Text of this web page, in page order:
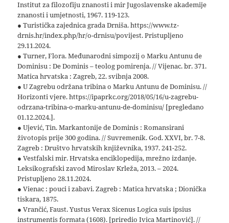
Institut za filozofiju znanosti i mir Jugoslavenske akademije
znanosti i umjetnosti, 1967. 119-123.
● Turistička zajednica grada Drniša. https://www.tz-
drnis.hr/index.php/hr/o-drnisu/povijest. Pristupljeno
29.11.2024.
● Turner, Flora. Međunarodni simpozij o Marku Antunu de
Dominisu : De Dominis – teolog pomirenja. // Vijenac. br. 371.
Matica hrvatska : Zagreb, 22. svibnja 2008.
● U Zagrebu održana tribina o Marku Antunu de Dominisu. //
Horizonti vjere. https://ipaprkc.org/2018/05/16/u-zagrebu-
odrzana-tribina-o-marku-antunu-de-dominisu/ [pregledano
01.12.2024.].
● Ujević, Tin. Markantonije de Dominis : Romansirani
životopis prije 300 godina. // Suvremenik. God. XXVI, br. 7-8.
Zagreb : Društvo hrvatskih književnika, 1937. 241-252.
● Vestfalski mir. Hrvatska enciklopedija, mrežno izdanje.
Leksikografski zavod Miroslav Krleža, 2013. – 2024.
Pristupljeno 28.11.2024.
● Vienac : pouci i zabavi. Zagreb : Matica hrvatska ; Dionička
tiskara, 1875.
● Vrančić, Faust. Yustus Verax Sicenus Logica suis ipsius
instrumentis formata (1608). [priredio Ivica Martinović]. //